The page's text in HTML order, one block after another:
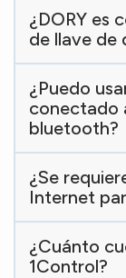
¿DORY es
de llave de
¿Puedo
conectado
bluetooth?
¿Se
Internet
¿Cuánto
1Control?